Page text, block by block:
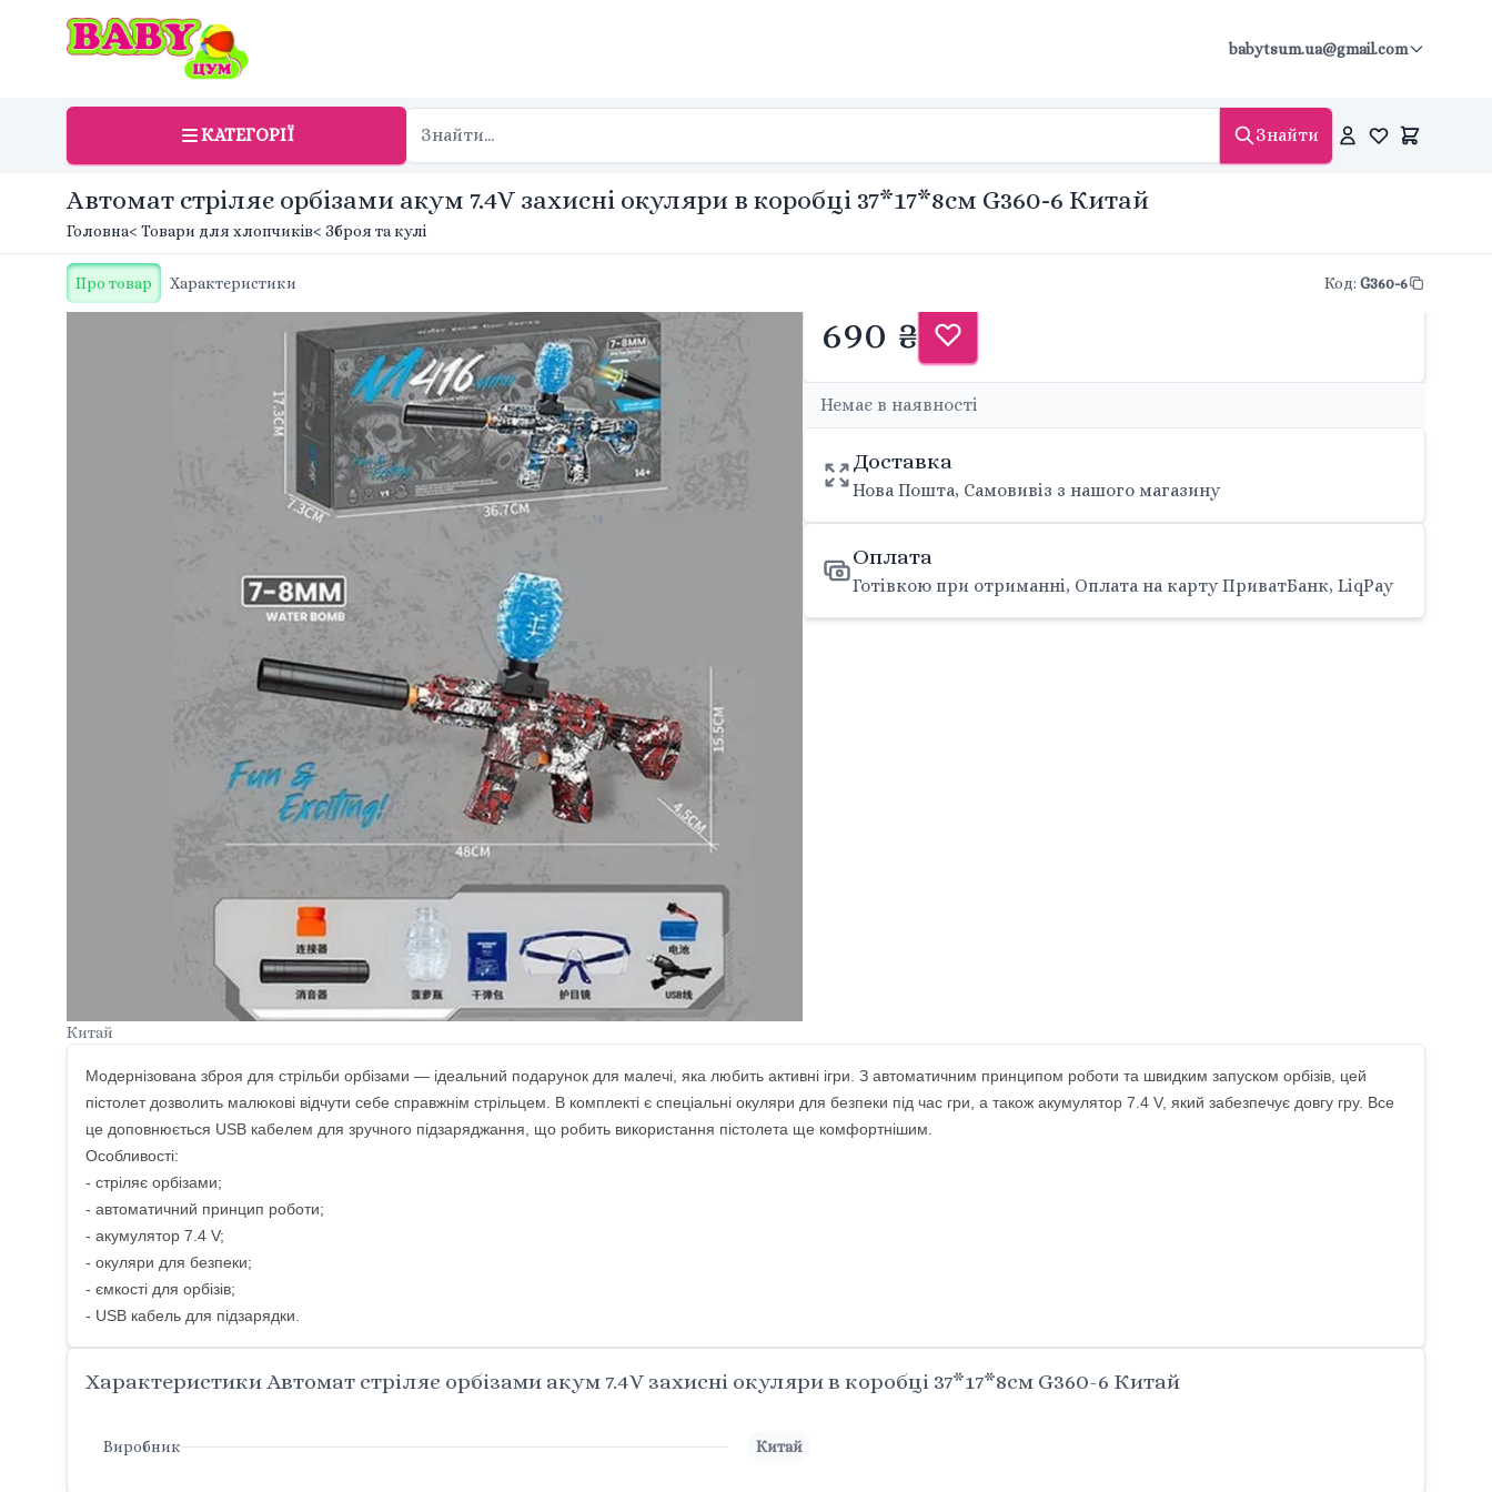
babytsum.ua@gmail.com
КАТЕГОРІЇ Знайти
Автомат стріляє орбізами акум 7.4V захисні окуляри в коробці 37*17*8см G360-6 Китай
Головна< Товари для хлопчиків< Зброя та кулі
Про товар Характеристики Код: G360-6
Китай
690 ₴
Немає в наявності
Доставка
Нова Пошта, Самовивіз з нашого магазину
Оплата
Готівкою при отриманні, Оплата на карту ПриватБанк, LiqPay
Модернізована зброя для стрільби орбізами — ідеальний подарунок для малечі, яка любить активні ігри. З автоматичним принципом роботи та швидким запуском орбізів, цей
пістолет дозволить малюкові відчути себе справжнім стрільцем. В комплекті є спеціальні окуляри для безпеки під час гри, а також акумулятор 7.4 V, який забезпечує довгу гру. Все
це доповнюється USB кабелем для зручного підзаряджання, що робить використання пістолета ще комфортнішим.
Особливості:
- стріляє орбізами;
- автоматичний принцип роботи;
- акумулятор 7.4 V;
- окуляри для безпеки;
- ємкості для орбізів;
- USB кабель для підзарядки.
Характеристики Автомат стріляє орбізами акум 7.4V захисні окуляри в коробці 37*17*8см G360-6 Китай
Виробник Китай